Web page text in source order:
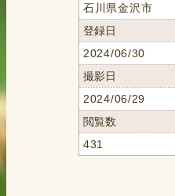
石川県金沢市
登録日
2024/06/30
撮影日
2024/06/29
閲覧数
431